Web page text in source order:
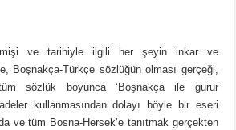
ve tarihiyle ilgili her şeyin inkar ve
Boşnakça-Türkçe sözlüğün olması gerçeği,
sözlük boyunca ‘Boşnakça ile gurur
kullanmasından dolayı böyle bir eseri
ve tüm Bosna-Hersek’e tanıtmak gerçekten